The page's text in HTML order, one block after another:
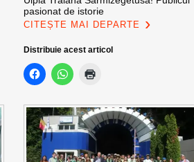
pasionat de istorie
CITEȘTE MAI DEPARTE
Distribuie acest articol